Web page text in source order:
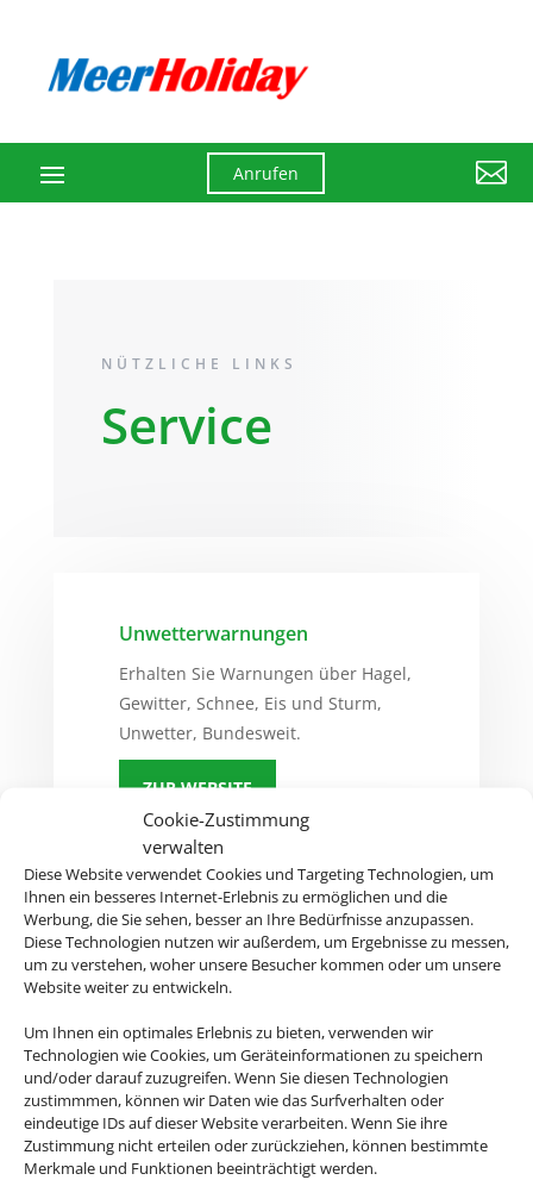
Cookie-Zustimmung
verwalten
Diese Website verwendet Cookies und Targeting Technologien, um
Ihnen ein besseres Internet-Erlebnis zu ermöglichen und die
Werbung, die Sie sehen, besser an Ihre Bedürfnisse anzupassen.
Diese Technologien nutzen wir außerdem, um Ergebnisse zu messen,
um zu verstehen, woher unsere Besucher kommen oder um unsere
Website weiter zu entwickeln.
Um Ihnen ein optimales Erlebnis zu bieten, verwenden wir
Technologien wie Cookies, um Geräteinformationen zu speichern
und/oder darauf zuzugreifen. Wenn Sie diesen Technologien
zustimmmen, können wir Daten wie das Surfverhalten oder
eindeutige IDs auf dieser Website verarbeiten. Wenn Sie ihre
Zustimmung nicht erteilen oder zurückziehen, können bestimmte
Merkmale und Funktionen beeinträchtigt werden.
Anrufen 
NÜTZLICHE LINKS
Service
Unwetterwarnungen
Erhalten Sie Warnungen über Hagel,
Gewitter, Schnee, Eis und Sturm,
Unwetter, Bundesweit.
ZUR WEBSITE
Auswärtiges Amt
Hier gibt´s Infos zu Ländern, Visa,
ZUR WEBSITE